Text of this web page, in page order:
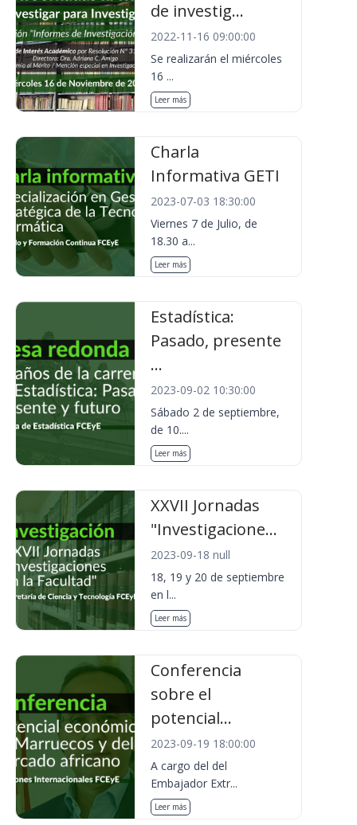
de investig...
2022-11-16 09:00:00
Se realizarán el miércoles
16 ...
Leer más
Charla
Informativa GETI
2023-07-03 18:30:00
Viernes 7 de Julio, de
18.30 a...
Leer más
Estadística:
Pasado, presente
...
2023-09-02 10:30:00
Sábado 2 de septiembre,
de 10....
Leer más
XXVII Jornadas
"Investigacione...
2023-09-18 null
18, 19 y 20 de septiembre
en l...
Leer más
Conferencia
sobre el
potencial...
2023-09-19 18:00:00
A cargo del del
Embajador Extr...
Leer más